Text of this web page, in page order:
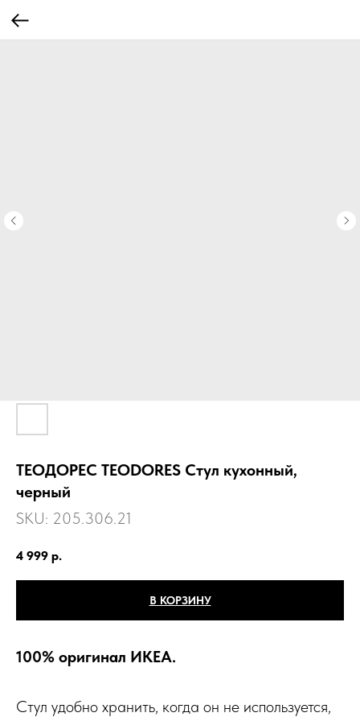
ТЕОДОРЕС TEODORES Стул кухонный,
черный
SKU: 205.306.21
4 999 р.
В КОРЗИНУ
100% оригинал ИКЕА.
Стул удобно хранить, когда он не используется,